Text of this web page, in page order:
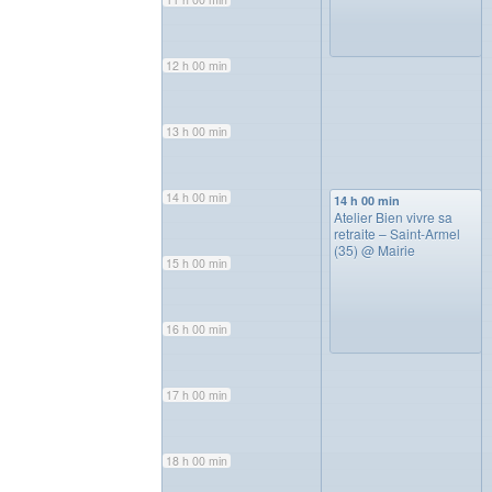
12 h 00 min
13 h 00 min
14 h 00 min
15 h 00 min
16 h 00 min
17 h 00 min
18 h 00 min
14 h 00 min
Atelier Bien vivre sa
retraite – Saint-Armel
(35) @ Mairie